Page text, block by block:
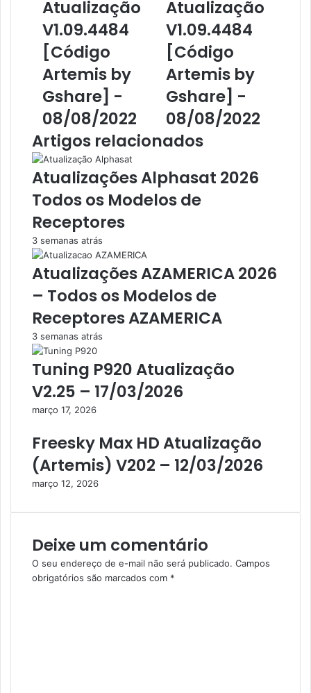
Atualização
V1.09.4484
[Código
Artemis by
Gshare] -
08/08/2022
Atualização
V1.09.4484
[Código
Artemis by
Gshare] -
08/08/2022
Artigos relacionados
Atualizações Alphasat 2026
Todos os Modelos de
Receptores
3 semanas atrás
Atualizações AZAMERICA 2026
– Todos os Modelos de
Receptores AZAMERICA
3 semanas atrás
Tuning P920 Atualização
V2.25 – 17/03/2026
março 17, 2026
Freesky Max HD Atualização
(Artemis) V202 – 12/03/2026
março 12, 2026
Deixe um comentário
O seu endereço de e-mail não será publicado. Campos
obrigatórios são marcados com *